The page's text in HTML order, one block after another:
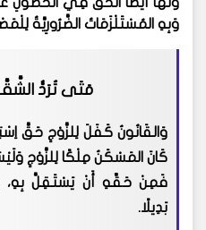
وَلَهَا أَيْضًا الحَقُّ فِي
وَبِهِ المُسْتَلْزَمَاتُ الضَّرُورِيَّةُ
مَتَى تُرَدُّ
وَالقَانُونُ كَفَلَ لِلزَّوْجِ حَقَّ
كَانَ المَسْكَنُ مِلْكًا لِلزَّوْجِ
فَمِنْ حَقِّهِ أَنْ يَسْتَقِلَّ بِهِ،
بَدِيلًا.